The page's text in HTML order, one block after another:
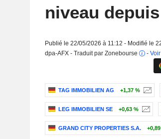
niveau
Publié le 22/05/2026 à 11:12 - Modifié le
dpa-AFX - Traduit par Zonebourse
-
TAG IMMOBILIEN AG +1,37 %
LEG IMMOBILIEN SE +0,63 %
GRAND CITY PROPERTIES S.A.